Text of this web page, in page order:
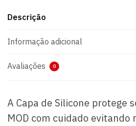
Descrição
Informação adicional
Avaliações 0
A Capa de Silicone protege
MOD com cuidado evitando